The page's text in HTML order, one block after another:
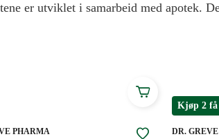
er utviklet i samarbeid med apotek.
PHARMA
Kjøp 2 få
MERKE:
DR.